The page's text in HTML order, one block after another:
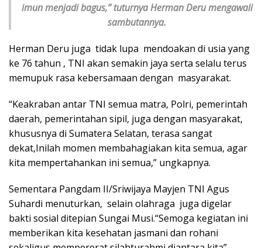
imun menjadi bagus,” tuturnya Herman Deru mengawali
sambutannya.
Herman Deru juga tidak lupa mendoakan di usia yang
ke 76 tahun , TNI akan semakin jaya serta selalu terus
memupuk rasa kebersamaan dengan masyarakat.
“Keakraban antar TNI semua matra, Polri, pemerintah
daerah, pemerintahan sipil, juga dengan masyarakat,
khususnya di Sumatera Selatan, terasa sangat
dekat,Inilah momen membahagiakan kita semua, agar
kita mempertahankan ini semua,” ungkapnya.
Sementara Pangdam II/Sriwijaya Mayjen TNI Agus
Suhardi menuturkan, selain olahraga juga digelar
bakti sosial ditepian Sungai Musi.“Semoga kegiatan ini
memberikan kita kesehatan jasmani dan rohani